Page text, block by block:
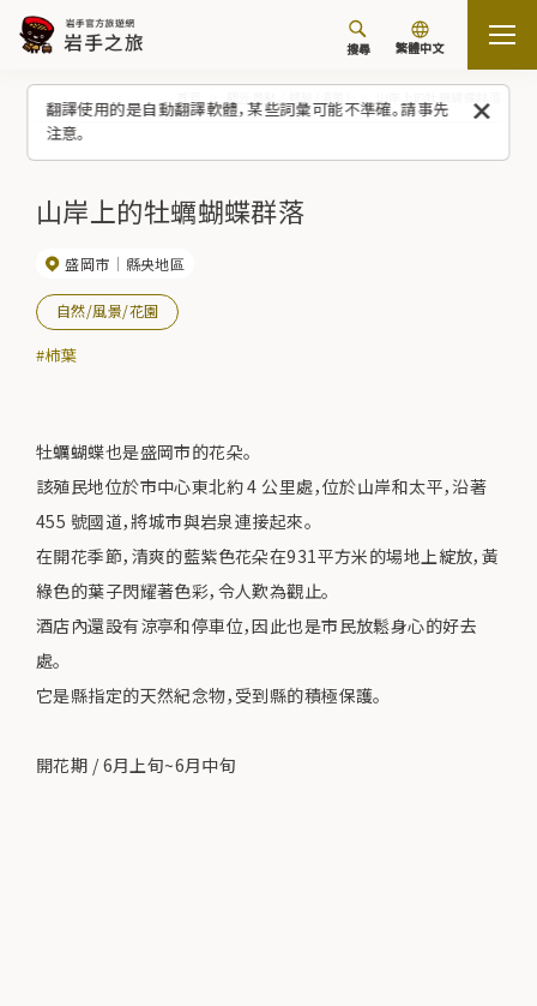
翻譯使用的是自動翻譯軟體，某些詞彙可能不準確。請事先
注意。
搜尋 繁體中文
山岸上的牡蠣蝴蝶群落
盛岡市 縣央地區
自然/風景/花園
#柿葉
牡蠣蝴蝶也是盛岡市的花朵。
該殖民地位於市中心東北約 4 公里處，位於山岸和太平，沿著
455 號國道，將城市與岩泉連接起來。
在開花季節，清爽的藍紫色花朵在931平方米的場地上綻放，黃
綠色的葉子閃耀著色彩，令人歎為觀止。
酒店內還設有涼亭和停車位，因此也是市民放鬆身心的好去
處。
它是縣指定的天然紀念物，受到縣的積極保護。
開花期 / 6月上旬~6月中旬